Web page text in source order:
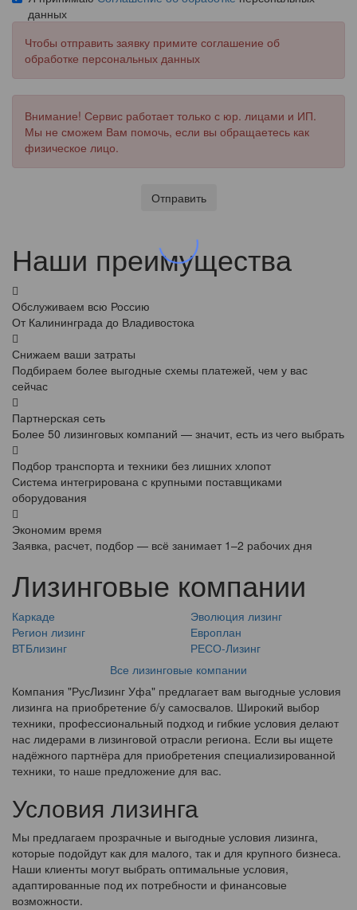
данных
Чтобы отправить заявку примите соглашение об
обработке персональных данных
Внимание! Сервис работает только с юр. лицами и ИП.
Мы не сможем Вам помочь, если вы обращаетесь как
физическое лицо.
Отправить
Наши преимущества
Обслуживаем всю Россию
От Калининграда до Владивостока
Снижаем ваши затраты
Подбираем более выгодные схемы платежей, чем у вас
сейчас
Партнерская сеть
Более 50 лизинговых компаний — значит, есть из чего выбрать
Подбор транспорта и техники без лишних хлопот
Система интегрирована с крупными поставщиками
оборудования
Экономим время
Заявка, расчет, подбор — всё занимает 1–2 рабочих дня
Лизинговые компании
Каркаде
Эволюция лизинг
Регион лизинг
Европлан
ВТБлизинг
РЕСО-Лизинг
Все лизинговые компании
Компания "РусЛизинг Уфа" предлагает вам выгодные условия
лизинга на приобретение б/у самосвалов. Широкий выбор
техники, профессиональный подход и гибкие условия делают
нас лидерами в лизинговой отрасли региона. Если вы ищете
надёжного партнёра для приобретения специализированной
техники, то наше предложение для вас.
Условия лизинга
Мы предлагаем прозрачные и выгодные условия лизинга,
которые подойдут как для малого, так и для крупного бизнеса.
Наши клиенты могут выбрать оптимальные условия,
адаптированные под их потребности и финансовые
возможности.